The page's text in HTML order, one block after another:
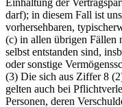
darf); in diesem Fall ist
vorhersehbaren,
(c) in allen übrigen Fällen
selbst entstanden sind,
oder sonstige
(3) Die sich aus Ziffer 8
gelten auch bei
Personen, deren